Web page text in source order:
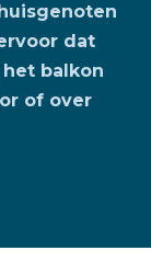
dat
balkon
of over